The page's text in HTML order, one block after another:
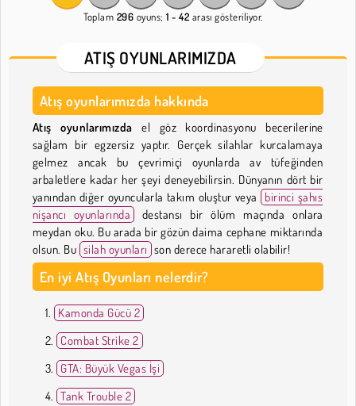
Toplam 296 oyuns;1 - 42 arası gösteriliyor.
ATIŞ OYUNLARIMIZDA
Atış oyunlarımızda hakkında
Atış oyunlarımızda el göz koordinasyonu becerilerine
sağlam bir egzersiz yaptır. Gerçek silahlar kurcalamaya
gelmez ancak bu çevrimiçi oyunlarda av tüfeğinden
arbaletlere kadar her şeyi deneyebilirsin. Dünyanın dört bir
yanından diğer oyuncularla takım oluştur veya birinci şahıs
nişancı oyunlarında
destansı bir ölüm maçında onlara
meydan oku. Bu arada bir gözün daima cephane miktarında
olsun. Bu silah oyunları son derece hararetli olabilir!
En iyi Atış Oyunları nelerdir?
Kamonda Gücü 2
Combat Strike 2
GTA: Büyük Vegas İşi
Tank Trouble 2